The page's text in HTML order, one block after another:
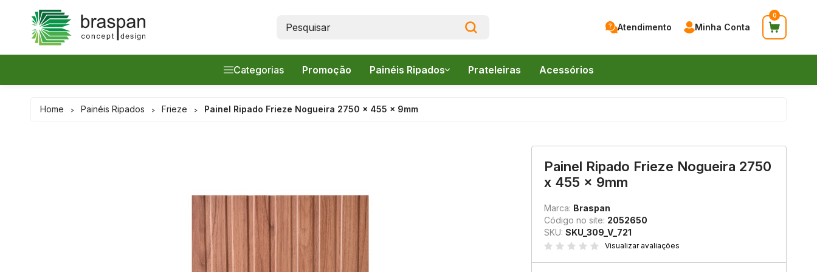
Atendimento
(41) 9 9744-0083
(41) 9 9744-0083
Instagram
Minha Conta
0
Categorias
Lançamentos
Serviços
Promoção
Painéis Ripados
Prateleiras Acessórios
Home > Painéis Ripados > Frieze > Painel Ripado Frieze Nogueira 2750 x 455 x 9mm
Painel Ripado Frieze Nogueira 2750
x 455 x 9mm
Marca: Braspan
Código no site: 2052650
SKU: SKU_309_V_721
Visualizar avaliações